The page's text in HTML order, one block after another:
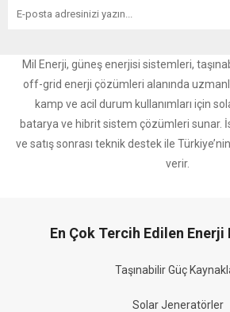
Mil Enerji, güneş enerjisi sistemleri,
off-grid enerji çözümleri alanında
kamp ve acil durum kullanımları için
batarya ve hibrit sistem çözümleri sunar.
ve satış sonrası teknik destek ile
verir.
En Çok Tercih Edilen
Taşınabilir Güç
Solar Jeneratörler